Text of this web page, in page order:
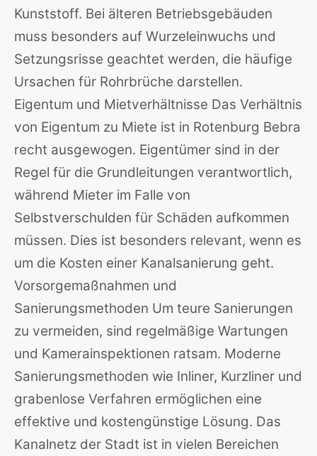
Kunststoff. Bei älteren Betriebsgebäuden
muss besonders auf Wurzeleinwuchs und
Setzungsrisse geachtet werden, die häufige
Ursachen für Rohrbrüche darstellen.
Eigentum und Mietverhältnisse Das Verhältnis
von Eigentum zu Miete ist in Rotenburg Bebra
recht ausgewogen. Eigentümer sind in der
Regel für die Grundleitungen verantwortlich,
während Mieter im Falle von
Selbstverschulden für Schäden aufkommen
müssen. Dies ist besonders relevant, wenn es
um die Kosten einer Kanalsanierung geht.
Vorsorgemaßnahmen und
Sanierungsmethoden Um teure Sanierungen
zu vermeiden, sind regelmäßige Wartungen
und Kamerainspektionen ratsam. Moderne
Sanierungsmethoden wie Inliner, Kurzliner und
grabenlose Verfahren ermöglichen eine
effektive und kostengünstige Lösung. Das
Kanalnetz der Stadt ist in vielen Bereichen